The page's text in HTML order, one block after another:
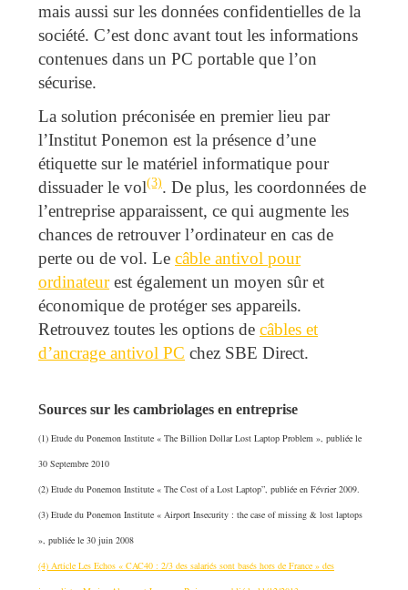
mais aussi sur les données confidentielles de la
société. C’est donc avant tout les informations
contenues dans un PC portable que l’on
sécurise.
La solution préconisée en premier lieu par
l’Institut Ponemon est la présence d’une
étiquette sur le matériel informatique pour
dissuader le vol(3). De plus, les coordonnées de
l’entreprise apparaissent, ce qui augmente les
chances de retrouver l’ordinateur en cas de
perte ou de vol. Le câble antivol pour
ordinateurest également un moyen sûr et
économique de protéger ses appareils.
Retrouvez toutes les options de câbles et
d’ancrage antivol PC chez SBE Direct.
Sources sur les cambriolages en entreprise
(1) Etude du Ponemon Institute « The Billion Dollar Lost Laptop Problem », publiée le
30 Septembre 2010
(2) Etude du Ponemon Institute « The Cost of a Lost Laptop”, publiée en Février 2009.
(3) Etude du Ponemon Institute « Airport Insecurity : the case of missing & lost laptops
», publiée le 30 juin 2008
(4) Article Les Echos « CAC40 : 2/3 des salariés sont basés hors de France » des